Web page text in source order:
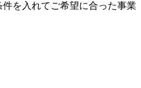
を入れてご希望に合った事業